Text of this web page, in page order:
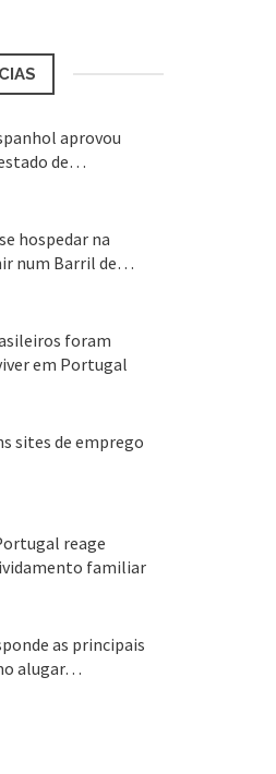
aprovou
de…
hospedar na
num Barril de…
foram
em Portugal
sites de emprego
reage
familiar
as principais
alugar…